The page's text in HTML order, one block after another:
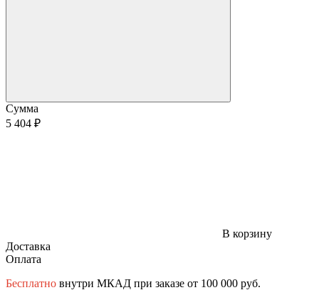
Сумма
5 404 ₽
В корзину
Доставка
Оплата
Бесплатно внутри МКАД при заказе от 100 000 руб.